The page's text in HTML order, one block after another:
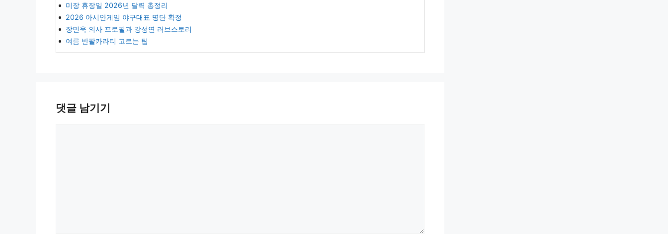
미장 휴장일 2026년 달력 총정리
2026 아시안게임 야구대표 명단 확정
장민욱 의사 프로필과 강성연 러브스토리
여름 반팔카라티 고르는 팁
댓글 남기기